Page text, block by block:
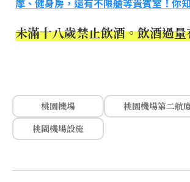
摩、健身房，還有不限艙等貴賓室！你
未滿十八歲禁止飲酒。飲酒過
桃園機場
桃園機場第二航
桃園機場設施